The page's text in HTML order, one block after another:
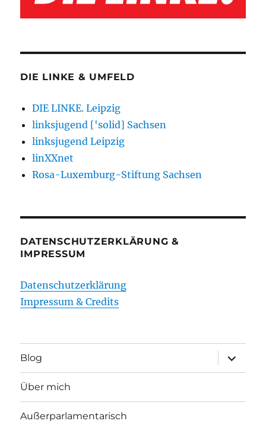
DIE LINKE & UMFELD
DIE LINKE. Leipzig
linksjugend ['solid] Sachsen
linksjugend Leipzig
linXXnet
Rosa-Luxemburg-Stiftung Sachsen
DATENSCHUTZERKLÄRUNG &
IMPRESSUM
Datenschutzerklärung
Impressum & Credits
Blog
öffnen
Über mich
Außerparlamentarisch